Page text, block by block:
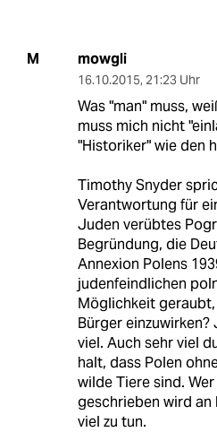
M mowgli
16.10.2015, 21:23 Uhr
Was "man" muss,
muss mich nicht
"Historiker" wie den
Timothy Snyder
Verantwortung für
Juden verübtes
Begründung, die
Annexion Polens
judenfeindlichen
Möglichkeit
Bürger einzuwirken?
viel. Auch sehr viel
halt, dass Polen
wilde Tiere sind.
geschrieben wird
viel zu tun.